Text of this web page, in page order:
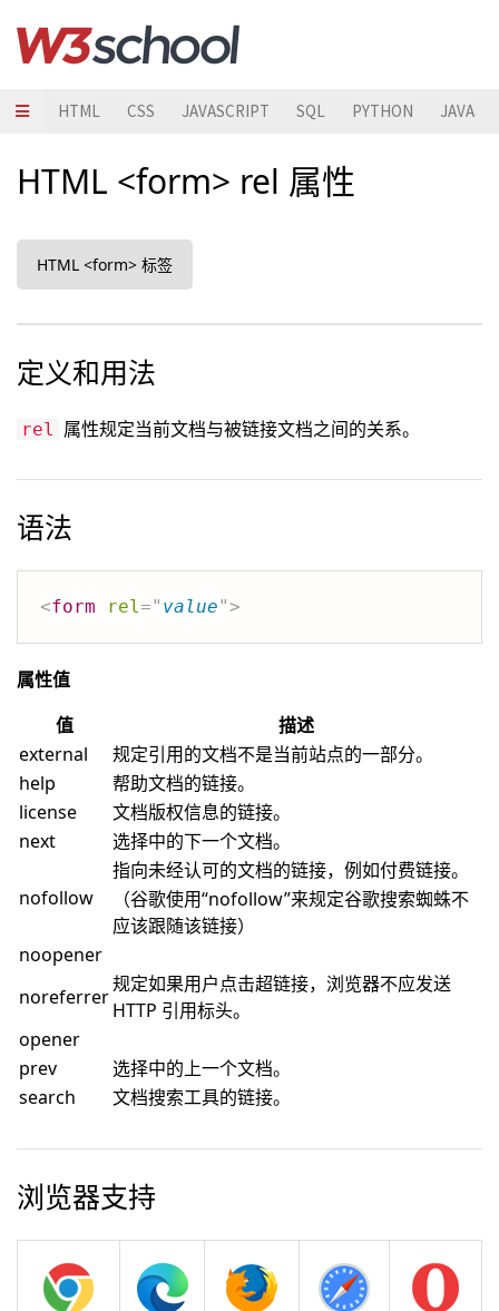
HTML CSS JAVASCRIPT SQL PYTHON JAVA
HTML <form> rel 属性
HTML <form> 标签
定义和用法
rel 属性规定当前文档与被链接文档之间的关系。
语法
<form rel=" value">
属性值
值
描述
external
规定引用的文档不是当前站点的一部分。
help
帮助文档的链接。
license
文档版权信息的链接。
next
选择中的下一个文档。
nofollow
指向未经认可的文档的链接，例如付费链接。
（谷歌使用“nofollow”来规定谷歌搜索蜘蛛不
应该跟随该链接）
noopener
noreferrer
规定如果用户点击超链接，浏览器不应发送
HTTP 引用标头。
opener
prev
选择中的上一个文档。
search
文档搜索工具的链接。
浏览器支持